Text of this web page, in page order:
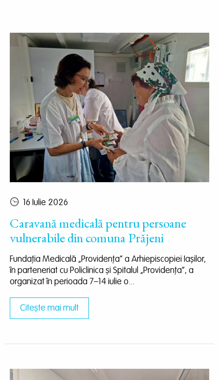
16 Iulie 2026
Caravană medicală pentru persoane
vulnerabile din comuna Prăjeni
Fundația Medicală „Providența” a Arhiepiscopiei Iașilor,
în parteneriat cu Policlinica și Spitalul „Providența”, a
organizat în perioada 7–14 iulie o...
Citește mai mult